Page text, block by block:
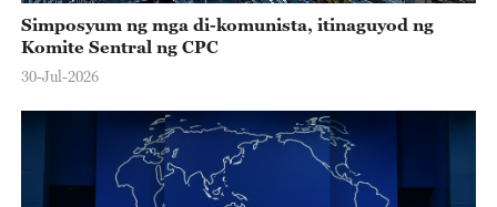
Simposyum ng mga di-komunista, itinaguyod ng
Komite Sentral ng CPC
30-Jul-2026